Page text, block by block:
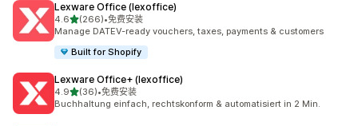
Lexware Office (lexoffice)
4.6星（满分 5 星）
(266)
总共 266 条评论
•免费安装
Manage DATEV-ready vouchers, taxes, payments & customers
Built for Shopify
Lexware Office+ (lexoffice)
4.9星（满分 5 星）
(36)
总共 36 条评论
•免费安装
Buchhaltung einfach, rechtskonform & automatisiert in 2 Min.